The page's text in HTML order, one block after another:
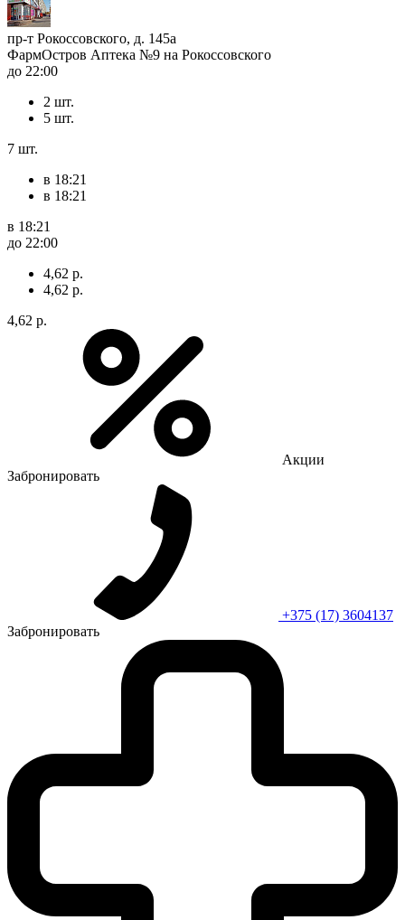
пр-т Рокоссовского, д. 145а
ФармОстров Аптека №9 на Рокоссовского
до 22:00
2 шт.
5 шт.
7 шт.
в 18:21
в 18:21
в 18:21
до 22:00
4,62 р.
4,62 р.
4,62 р.
Акции
Забронировать
+375 (17) 3604137
Забронировать